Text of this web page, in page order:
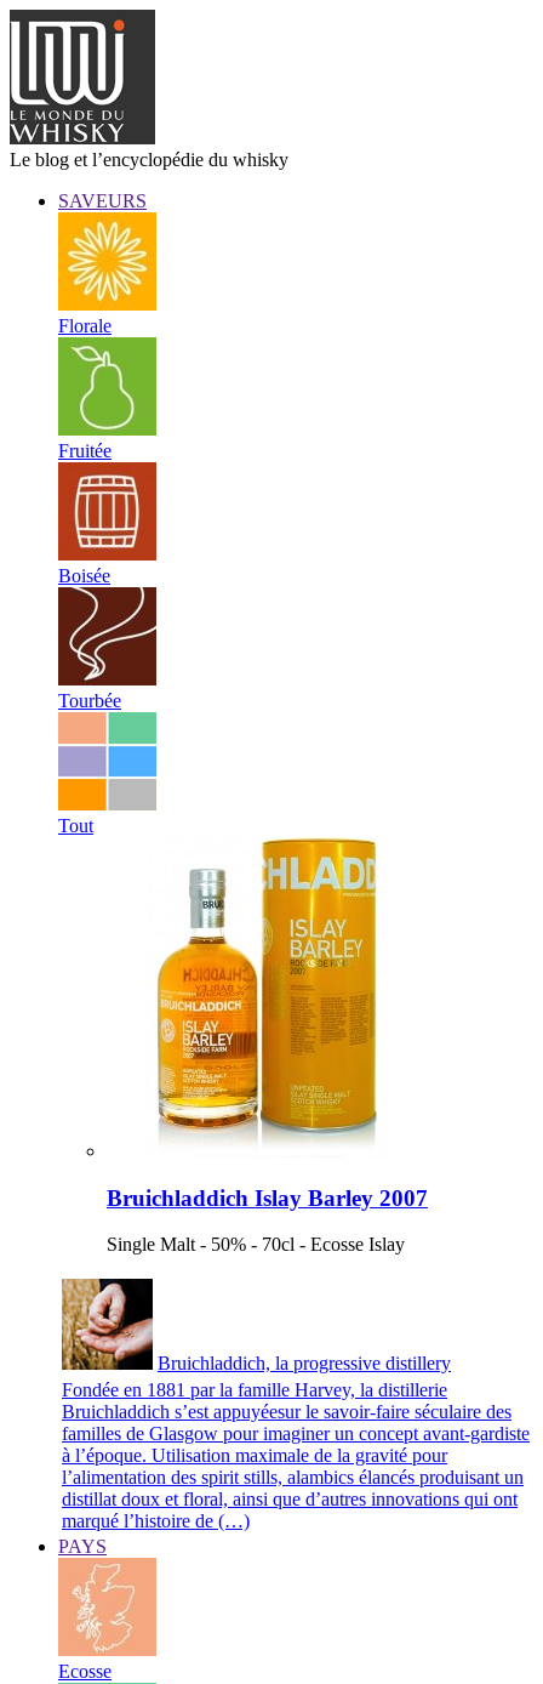
Le blog et l’encyclopédie du whisky
SAVEURS
Florale
Fruitée
Boisée
Tourbée
Tout
Bruichladdich Islay Barley 2007
Single Malt - 50% - 70cl - Ecosse Islay
Bruichladdich, la progressive distillery
Fondée en 1881 par la famille Harvey, la distillerie
Bruichladdich s’est appuyéesur le savoir-faire séculaire des
familles de Glasgow pour imaginer un concept avant-gardiste
à l’époque. Utilisation maximale de la gravité pour
l’alimentation des spirit stills, alambics élancés produisant un
distillat doux et floral, ainsi que d’autres innovations qui ont
marqué l’histoire de (…)
PAYS
Ecosse